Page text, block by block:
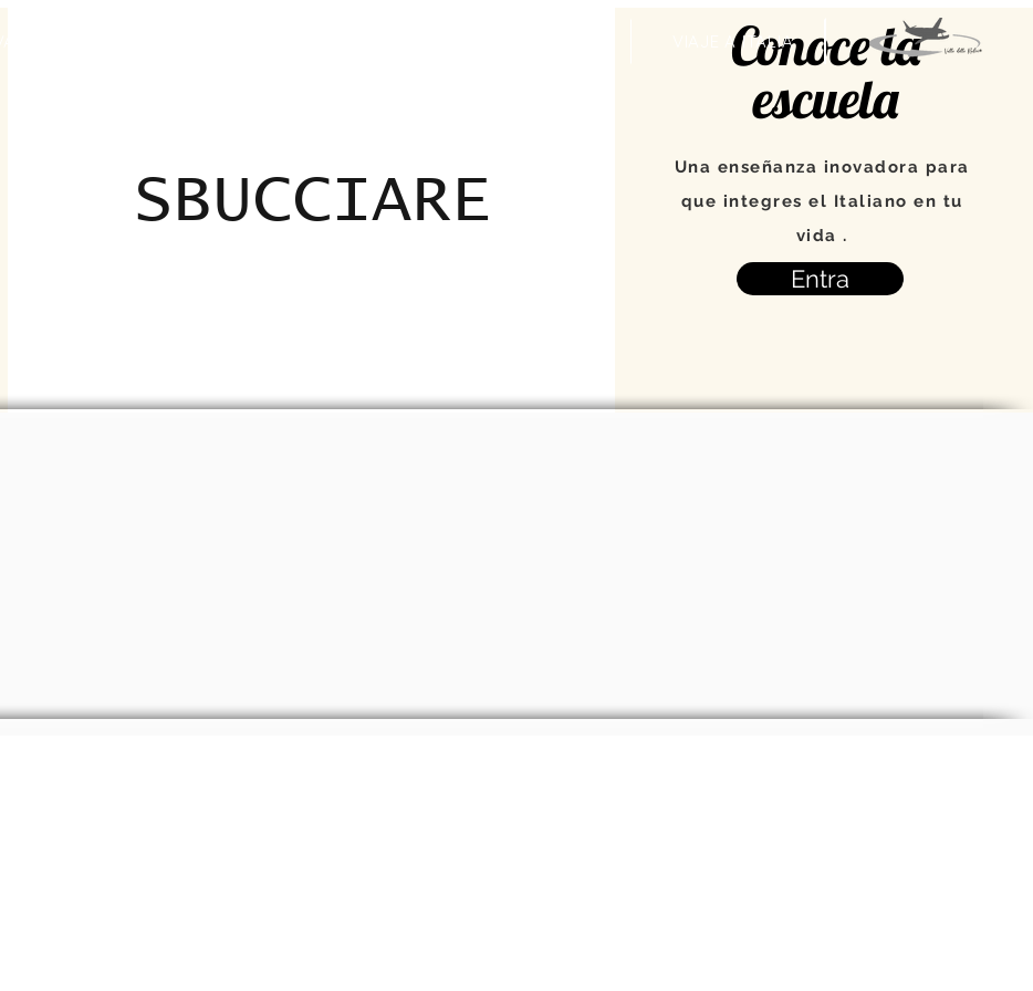
VIAJE A ITALIA
SBUCCIARE
Conoce la
escuela
Una enseñanza inovadora para
que integres el Italiano en tu
vida .
Entra